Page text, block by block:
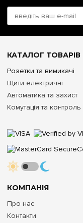
КОМПАНІЯ
Про нас
Контакти
КАТАЛОГ ТОВАРІВ
Розетки та вимикачі
Щити електричні
Автоматика та захист
Комутація та контроль